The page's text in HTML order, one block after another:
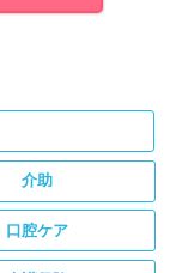
介助
口腔ケア